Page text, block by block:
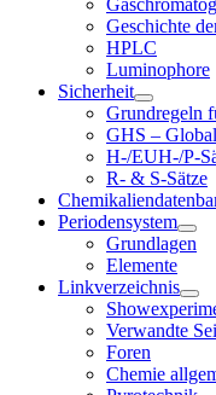
Geschichte
HPLC
Luminophore
Sicherheit
Grundregeln
GHS –
H-/EUH-/P-
R- & S-Sätze
Periodensystem
Grundlagen
Elemente
Linkverzeichnis
Verwandte
Foren
Chemie